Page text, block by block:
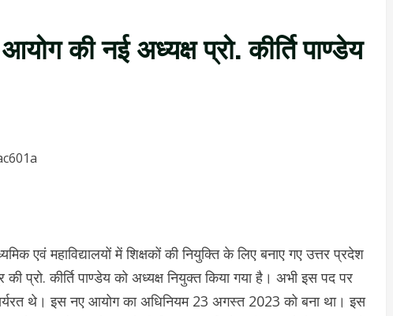
की नई अध्यक्ष प्रो. कीर्ति पाण्डेय
एवं महाविद्यालयों में शिक्षकों की नियुक्ति के लिए बनाए गए उत्तर प्रदेश
प्रो. कीर्ति पाण्डेय को अध्यक्ष नियुक्त किया गया है। अभी इस पद पर
थे। इस नए आयोग का अधिनियम 23 अगस्त 2023 को बना था। इस